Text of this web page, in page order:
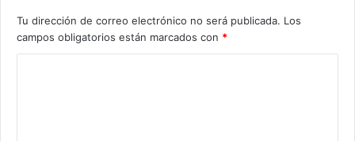
Tu dirección de correo electrónico no será publicada. Los
campos obligatorios están marcados con *